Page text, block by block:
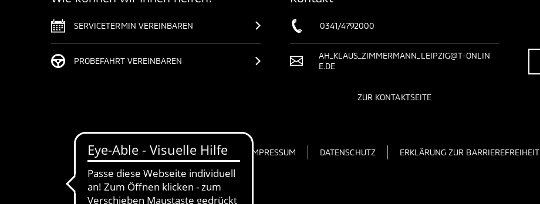
SERVICETERMIN VEREINBAREN
PROBEFAHRT VEREINBAREN
0341/4792000
AH_KLAUS_ZIMMERMANN_LEIPZIG@T-ONLIN
E.DE
ZUR KONTAKTSEITE
IMPRESSUM DATENSCHUTZ ERKLÄRUNG ZUR BARRIEREFREIHEIT